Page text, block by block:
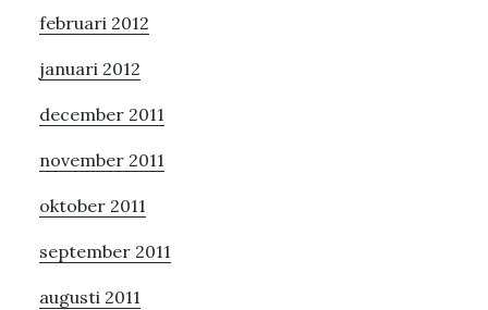
februari 2012
januari 2012
december 2011
november 2011
oktober 2011
september 2011
augusti 2011